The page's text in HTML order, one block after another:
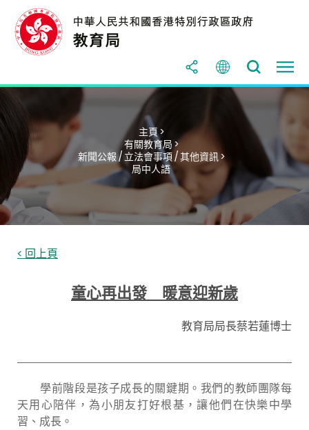
主頁 >
有關教育局 >
新聞公報 / 立法會事項 / 其他資訊 >
局中人語
< 回上頁
童心再出發 暖意迎新歲
教育局局長蔡若蓮博士
學前階段是孩子成長的關鍵期。我們的教師團隊每
天用心陪伴，為小朋友打好根基，讓他們在快樂中學
習、成長。